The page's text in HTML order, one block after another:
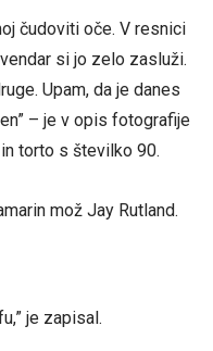
čudoviti oče. V resnici
si jo zelo zasluži.
Upam, da je danes
– je v opis fotografije
torto s številko 90.
mož Jay Rutland.
je zapisal.